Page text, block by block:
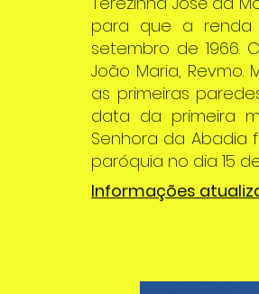
para que a renda
setembro de 1966.
João Maria, Revmo.
as primeiras
data da primeira
Senhora da Abadia
paróquia no dia 15
Informações